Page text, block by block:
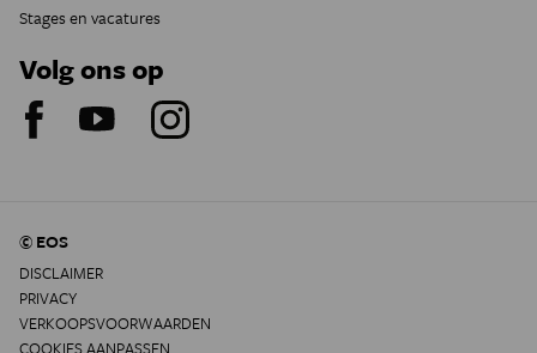
Stages en vacatures
Volg ons op
© EOS
DISCLAIMER
PRIVACY
VERKOOPSVOORWAARDEN
COOKIES AANPASSEN